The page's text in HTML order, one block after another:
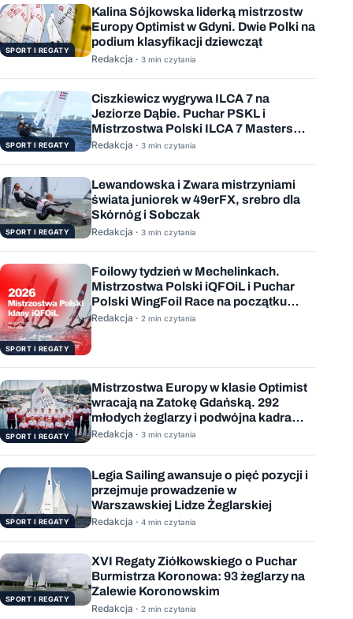
SPORT I REGATY
Kalina Sójkowska liderką mistrzostw
Europy Optimist w Gdyni. Dwie Polki na
podium klasyfikacji dziewcząt
Redakcja · 3 min czytania
SPORT I REGATY
Ciszkiewicz wygrywa ILCA 7 na
Jeziorze Dąbie. Puchar PSKL i
Mistrzostwa Polski ILCA 7 Masters
rozstrzygnięte
Redakcja · 3 min czytania
SPORT I REGATY
Lewandowska i Zwara mistrzyniami
świata juniorek w 49erFX, srebro dla
Skórnóg i Sobczak
Redakcja · 3 min czytania
SPORT I REGATY
Foilowy tydzień w Mechelinkach.
Mistrzostwa Polski iQFOiL i Puchar
Polski WingFoil Race na początku
sierpnia
Redakcja · 2 min czytania
SPORT I REGATY
Mistrzostwa Europy w klasie Optimist
wracają na Zatokę Gdańską. 292
młodych żeglarzy i podwójna kadra
Polski
Redakcja · 3 min czytania
SPORT I REGATY
Legia Sailing awansuje o pięć pozycji i
przejmuje prowadzenie w
Warszawskiej Lidze Żeglarskiej
Redakcja · 4 min czytania
SPORT I REGATY
XVI Regaty Ziółkowskiego o Puchar
Burmistrza Koronowa: 93 żeglarzy na
Zalewie Koronowskim
Redakcja · 2 min czytania